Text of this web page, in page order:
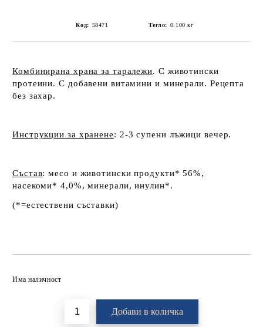
Код: 58471 Тегло: 0.100 кг
Комбинирана храна за таралежи. С животински
протеини. С добавени витамини и минерали. Рецепта
без захар.
Инструкции за хранене: 2-3 супени лъжици вечер.
Състав: месо и животински продукти* 56%,
насекоми* 4,0%, минерали, инулин*.
(*=естествени съставки)
Има наличност